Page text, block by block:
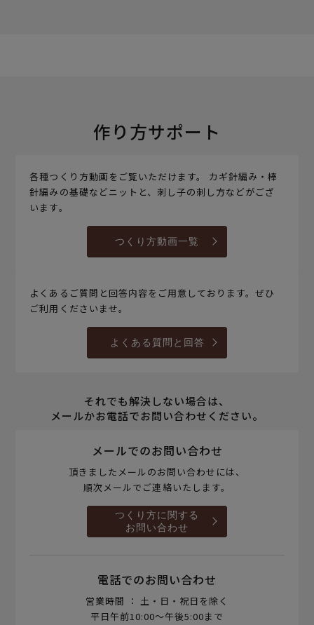
作り方サポート
各種つくり方動画をご覧いただけます。 カギ針編み・棒
針編みの基礎などニットと、刺し子の刺し方などがござ
います。
つくり方動画一覧
よくあるご質問と回答内容をご用意しております。ぜひ
ご利用くださいませ。
よくある質問と回答
それでも解決しない場合は、
メールかお電話でお問い合わせください。
メールでのお問い合わせ
頂きましたメールのお問い合わせには、
順次メールでご連絡いたします。
つくり方に関する
お問い合わせ
電話でのお問い合わせ
営業時間 ： 土・日・祝日を除く
平日午前10:00～午後5:00まで